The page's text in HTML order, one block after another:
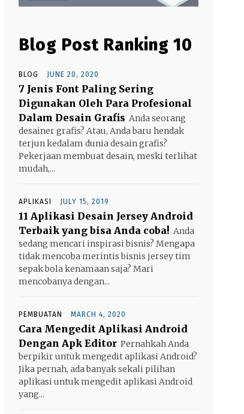
Blog Post Ranking 10
BLOG JUNE 20, 2020
7 Jenis Font Paling Sering
Digunakan Oleh Para Profesional
Dalam Desain Grafis Anda seorang
desainer grafis? Atau, Anda baru hendak
terjun kedalam dunia desain grafis?
Pekerjaan membuat desain, meski terlihat
mudah,...
APLIKASI JULY 15, 2019
11 Aplikasi Desain Jersey Android
Terbaik yang bisa Anda coba! Anda
sedang mencari inspirasi bisnis? Mengapa
tidak mencoba merintis bisnis jersey tim
sepak bola kenamaan saja? Mari
mencobanya dengan...
PEMBUATAN MARCH 4, 2020
Cara Mengedit Aplikasi Android
Dengan Apk Editor Pernahkah Anda
berpikir untuk mengedit aplikasi Android?
Jika pernah, ada banyak sekali pilihan
aplikasi untuk mengedit aplikasi Android
yang...